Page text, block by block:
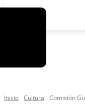
Inicio Cultura
Comisión